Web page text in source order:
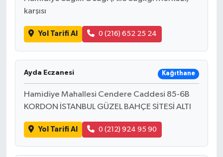
karşısı
Yol Tarifi Al 0 (216) 652 25 24
Ayda Eczanesi Kağıthane
Hamidiye Mahallesi Cendere Caddesi 85-6B
KORDON İSTANBUL GÜZEL BAHÇE SİTESİ ALTI
Yol Tarifi Al 0 (212) 924 95 90